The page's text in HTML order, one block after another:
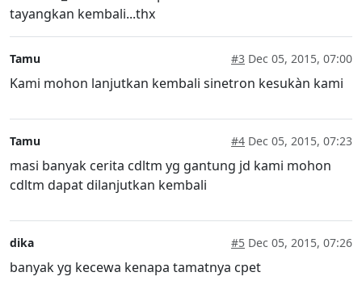
tayangkan kembali...thx
Tamu #3 Dec 05, 2015, 07:00
Kami mohon lanjutkan kembali sinetron kesukàn kami
Tamu #4 Dec 05, 2015, 07:23
masi banyak cerita cdltm yg gantung jd kami mohon
cdltm dapat dilanjutkan kembali
dika #5 Dec 05, 2015, 07:26
banyak yg kecewa kenapa tamatnya cpet